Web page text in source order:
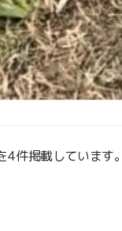
世界の名犬牧場
件掲載しています。